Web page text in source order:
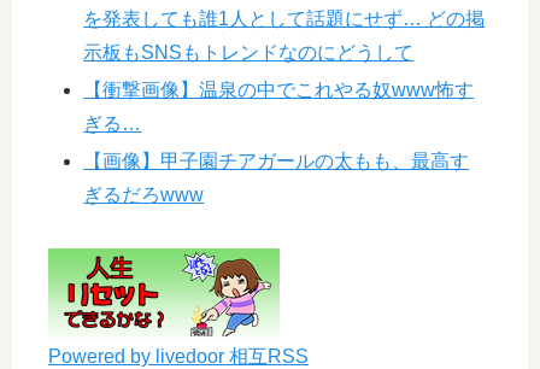
を発表しても誰1人として話題にせず… どの掲
示板もSNSもトレンドなのにどうして
【衝撃画像】温泉の中でこれやる奴www怖す
ぎる…
【画像】甲子園チアガールの太もも、最高す
ぎるだろwww
Powered by livedoor 相互RSS